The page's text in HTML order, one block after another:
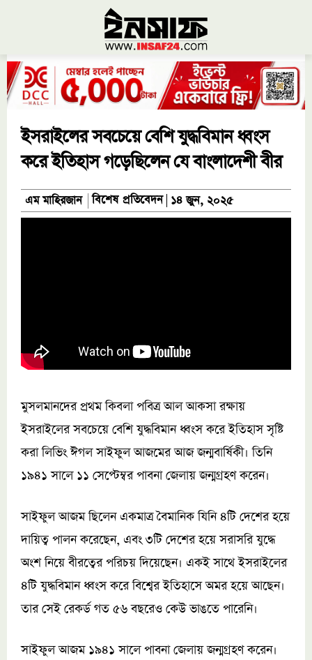
ইসরাইলের সবচেয়ে বেশি যুদ্ধবিমান ধ্বংস
করে ইতিহাস গড়েছিলেন যে বাংলাদেশী বীর
এম মাহিরজান বিশেষ প্রতিবেদন ১৪ জুন, ২০২৫
মুসলমানদের প্রথম কিবলা পবিত্র আল আকসা রক্ষায়
ইসরাইলের সবচেয়ে বেশি যুদ্ধবিমান ধ্বংস করে ইতিহাস সৃষ্টি
করা লিভিং ঈগল সাইফুল আজমের আজ জন্মবার্ষিকী। তিনি
১৯৪১ সালে ১১ সেপ্টেম্বর পাবনা জেলায় জন্মগ্রহণ করেন।
সাইফুল আজম ছিলেন একমাত্র বৈমানিক যিনি ৪টি দেশের হয়ে
দায়িত্ব পালন করেছেন, এবং ৩টি দেশের হয়ে সরাসরি যুদ্ধে
অংশ নিয়ে বীরত্বের পরিচয় দিয়েছেন। একই সাথে ইসরাইলের
৪টি যুদ্ধবিমান ধ্বংস করে বিশ্বের ইতিহাসে অমর হয়ে আছেন।
তার সেই রেকর্ড গত ৫৬ বছরেও কেউ ভাঙতে পারেনি।
সাইফুল আজম ১৯৪১ সালে পাবনা জেলায় জন্মগ্রহণ করেন।